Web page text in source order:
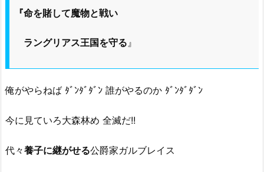
『命を賭して魔物と戦い
ラングリアス王国を守る』
俺がやらねば ﾀﾞﾝﾀﾞﾀﾞﾝ 誰がやるのか ﾀﾞﾝﾀﾞﾀﾞﾝ
今に見ていろ大森林め 全滅だ!!
代々養子に継がせる公爵家ガルブレイス